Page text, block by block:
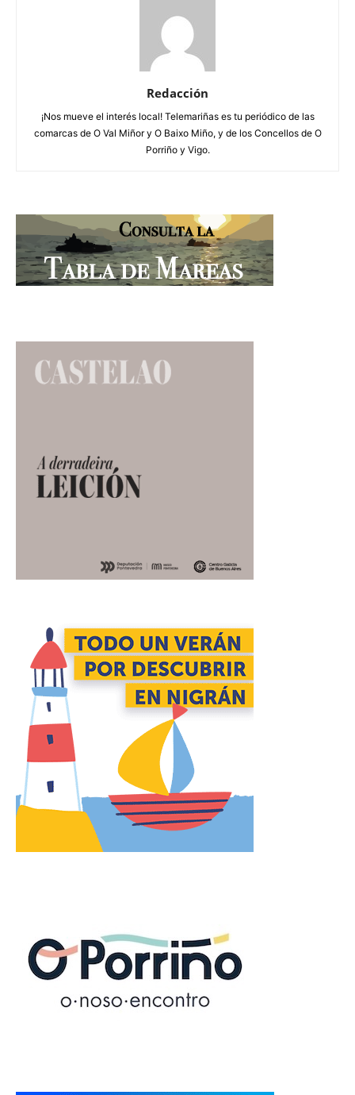
Redacción
¡Nos mueve el interés local! Telemariñas es tu periódico de las
comarcas de O Val Miñor y O Baixo Miño, y de los Concellos de O
Porriño y Vigo.